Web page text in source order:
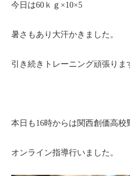
今日は60ｋｇ×10×5
暑さもあり大汗かきました。
引き続きトレーニング頑張りま
本日も16時からは関西創価高校
オンライン指導行いました。